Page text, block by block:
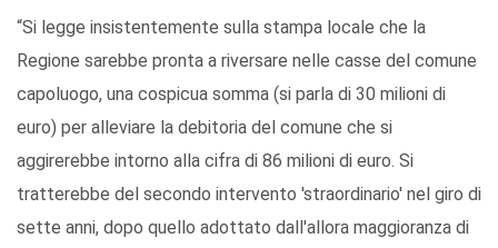
“Si legge insistentemente sulla stampa locale che la
Regione sarebbe pronta a riversare nelle casse del comune
capoluogo, una cospicua somma (si parla di 30 milioni di
euro) per alleviare la debitoria del comune che si
aggirerebbe intorno alla cifra di 86 milioni di euro. Si
tratterebbe del secondo intervento 'straordinario' nel giro di
sette anni, dopo quello adottato dall'allora maggioranza di